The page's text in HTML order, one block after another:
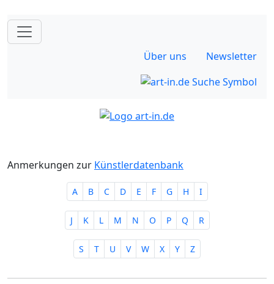
Über uns Newsletter
Anmerkungen zur Künstlerdatenbank
A B C D E F G H I
J K L M N O P Q R
S T U V W X Y Z